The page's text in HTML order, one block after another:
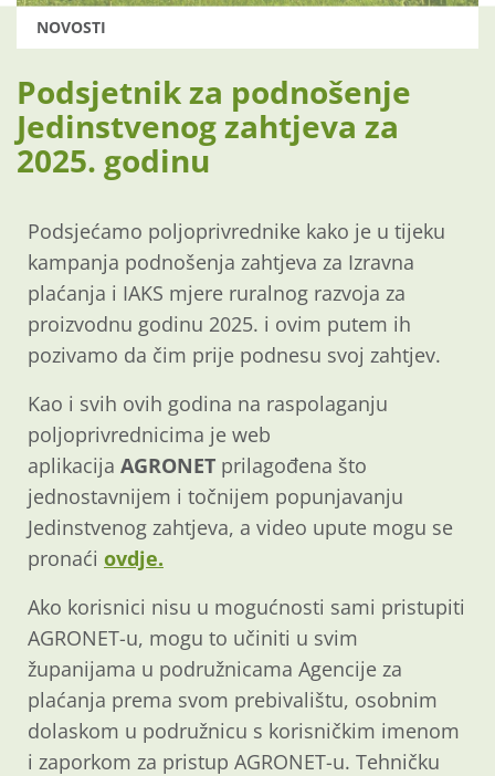
NOVOSTI
Podsjetnik za podnošenje
Jedinstvenog zahtjeva za
2025. godinu
Podsjećamo poljoprivrednike kako je u tijeku
kampanja podnošenja zahtjeva za Izravna
plaćanja i IAKS mjere ruralnog razvoja za
proizvodnu godinu 2025. i ovim putem ih
pozivamo da čim prije podnesu svoj zahtjev.
Kao i svih ovih godina na raspolaganju
poljoprivrednicima je web
aplikacija AGRONET prilagođena što
jednostavnijem i točnijem popunjavanju
Jedinstvenog zahtjeva, a video upute mogu se
pronaći ovdje.
Ako korisnici nisu u mogućnosti sami pristupiti
AGRONET-u, mogu to učiniti u svim
županijama u podružnicama Agencije za
plaćanja prema svom prebivalištu, osobnim
dolaskom u podružnicu s korisničkim imenom
i zaporkom za pristup AGRONET-u. Tehničku